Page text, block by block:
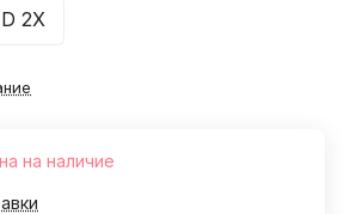
2X
на наличие